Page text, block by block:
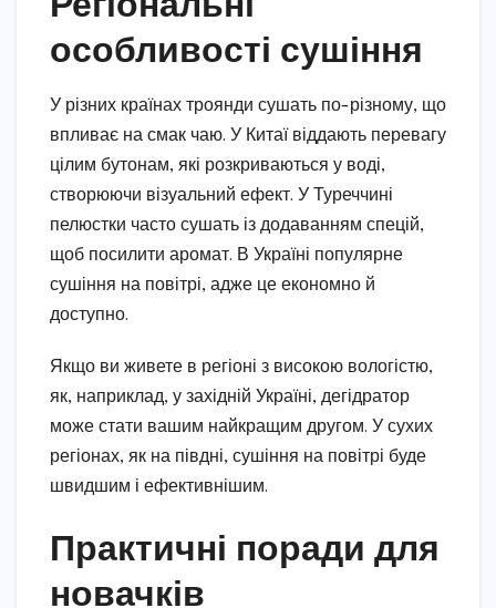
особливості сушіння
У різних країнах троянди сушать по-різному, що
впливає на смак чаю. У Китаї віддають перевагу
цілим бутонам, які розкриваються у воді,
створюючи візуальний ефект. У Туреччині
пелюстки часто сушать із додаванням спецій,
щоб посилити аромат. В Україні популярне
сушіння на повітрі, адже це економно й
доступно.
Якщо ви живете в регіоні з високою вологістю,
як, наприклад, у західній Україні, дегідратор
може стати вашим найкращим другом. У сухих
регіонах, як на півдні, сушіння на повітрі буде
швидшим і ефективнішим.
Практичні поради для
новачків